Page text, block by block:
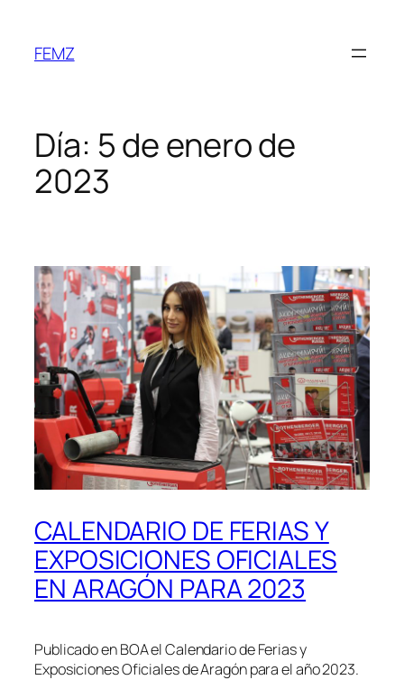
FEMZ
Día: 5 de enero de
2023
CALENDARIO DE FERIAS Y
EXPOSICIONES OFICIALES
EN ARAGÓN PARA 2023
Publicado en BOA el Calendario de Ferias y
Exposiciones Oficiales de Aragón para el año 2023.